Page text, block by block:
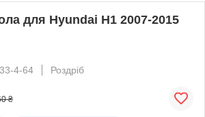
для Hyundai H1 2007-2015
4-64
Роздріб
₴